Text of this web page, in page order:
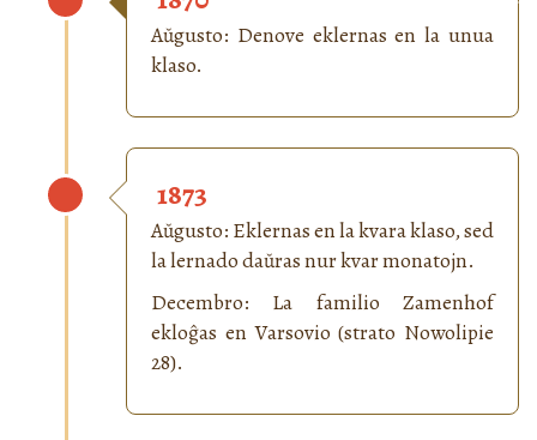
Aŭgusto: Denove eklernas en la unua
klaso.
1873
Aŭgusto: Eklernas en la kvara klaso, sed
la lernado daŭras nur kvar monatojn.
Decembro: La familio Zamenhof
ekloĝas en Varsovio (strato Nowolipie
28).